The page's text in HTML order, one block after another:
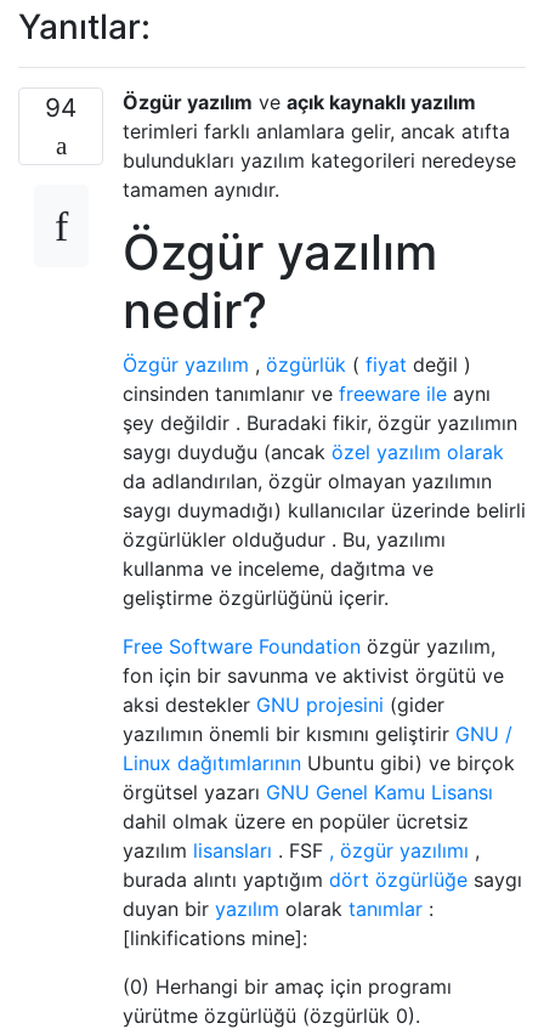
Yanıtlar:
94 Özgür yazılım ve açık kaynaklı yazılım
terimleri farklı anlamlara gelir, ancak atıfta
bulundukları yazılım kategorileri neredeyse
tamamen aynıdır.
Özgür yazılım
nedir?
Özgür yazılım , özgürlük ( fiyat değil )
cinsinden tanımlanır ve freeware ile aynı
şey değildir . Buradaki fikir, özgür yazılımın
saygı duyduğu (ancak özel yazılım olarak
da adlandırılan, özgür olmayan yazılımın
saygı duymadığı) kullanıcılar üzerinde belirli
özgürlükler olduğudur . Bu, yazılımı
kullanma ve inceleme, dağıtma ve
geliştirme özgürlüğünü içerir.
Free Software Foundation özgür yazılım,
fon için bir savunma ve aktivist örgütü ve
aksi destekler GNU projesini (gider
yazılımın önemli bir kısmını geliştirir GNU /
Linux dağıtımlarının Ubuntu gibi) ve birçok
örgütsel yazarı GNU Genel Kamu Lisansı
dahil olmak üzere en popüler ücretsiz
yazılım lisansları . FSF , özgür yazılımı ,
burada alıntı yaptığım dört özgürlüğe saygı
duyan bir yazılım olarak tanımlar :
[linkifications mine]:
(0) Herhangi bir amaç için programı
yürütme özgürlüğü (özgürlük 0).